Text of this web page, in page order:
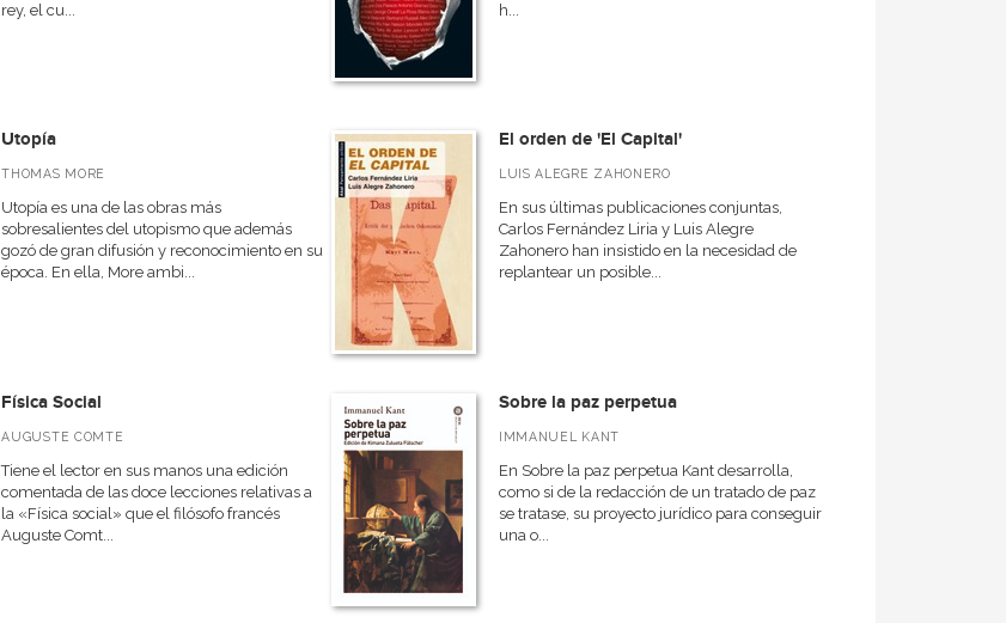
rey, el cu...
h...
Utopía
THOMAS MORE
Utopía es una de las obras más
sobresalientes del utopismo que además
gozó de gran difusión y reconocimiento en su
época. En ella, More ambi...
El orden de 'El Capital'
LUIS ALEGRE ZAHONERO
En sus últimas publicaciones conjuntas,
Carlos Fernández Liria y Luis Alegre
Zahonero han insistido en la necesidad de
replantear un posible...
Física Social
AUGUSTE COMTE
Tiene el lector en sus manos una edición
comentada de las doce lecciones relativas a
la «Física social» que el filósofo francés
Auguste Comt...
Sobre la paz perpetua
IMMANUEL KANT
En Sobre la paz perpetua Kant desarrolla,
como si de la redacción de un tratado de paz
se tratase, su proyecto jurídico para conseguir
una o...